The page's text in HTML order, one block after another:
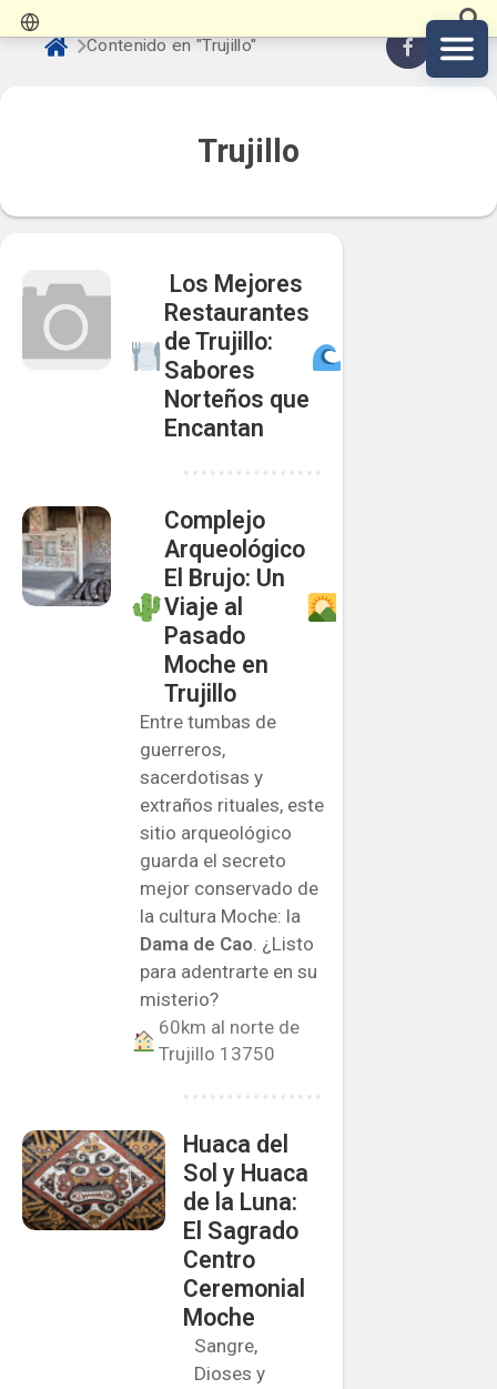
Contenido en "Trujillo"
Trujillo
️ Los Mejores
Restaurantes
de Trujillo:
Sabores
Norteños que
Encantan
Complejo
Arqueológico
El Brujo: Un
Viaje al
Pasado
Moche en
Trujillo
Entre tumbas de
guerreros,
sacerdotisas y
extraños rituales, este
sitio arqueológico
guarda el secreto
mejor conservado de
la cultura Moche: la
Dama de Cao. ¿Listo
para adentrarte en su
misterio?
60km al norte de
Trujillo 13750
Huaca del
Sol y Huaca
de la Luna:
El Sagrado
Centro
Ceremonial
Moche
Sangre,
Dioses y